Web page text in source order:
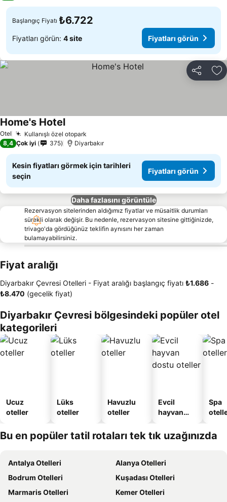
Başlangıç Fiyatı ₺6.722
Fiyatları görün: 4 site Fiyatları görün
Paylaş
Otel Kullanışlı özel otopark
Home's HotelFiyatları görün
8,4 Çok iyi 375 Diyarbakır
Kesin fiyatları görmek için tarihleri
seçin
Fiyatları görün
Daha fazlasını görüntüle
Rezervasyon sitelerinden aldığımız fiyatlar ve müsaitlik durumları
sürekli olarak değişir. Bu nedenle, rezervasyon sitesine gittiğinizde,
trivago'da gördüğünüz teklifin aynısını her zaman
bulamayabilirsiniz.
Fiyat aralığı
Diyarbakır Çevresi Otelleri - Fiyat aralığı başlangıç fiyatı ‎₺1.686 -
‎₺8.470 (gecelik fiyat)
Diyarbakır Çevresi bölgesindeki popüler otel
kategorileri
Ucuz
oteller
Lüks
oteller
Havuzlu
oteller
Evcil
hayvan
oteller
Spa
Bu en popüler tatil rotaları tek tık uzağınızda
Antalya Otelleri
Alanya Otelleri
Bodrum Otelleri
Kuşadası Otelleri
Marmaris Otelleri
Kemer Otelleri